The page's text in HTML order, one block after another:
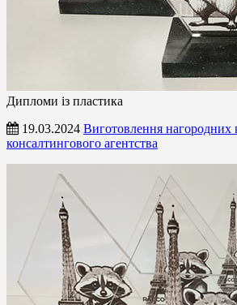
Дипломи із пластика
19.03.2024 Виготовлення нагородних
консалтингового агентства